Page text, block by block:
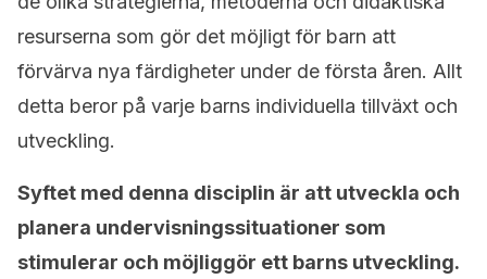
resurserna som gör det möjligt för barn att
förvärva nya färdigheter under de första åren. Allt
detta beror på varje barns individuella tillväxt och
utveckling.
Syftet med denna disciplin är att utveckla och
planera undervisningssituationer som
stimulerar och möjliggör ett barns utveckling.